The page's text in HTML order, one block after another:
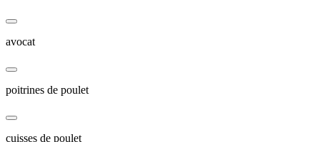
avocat
poitrines de poulet
cuisses de poulet